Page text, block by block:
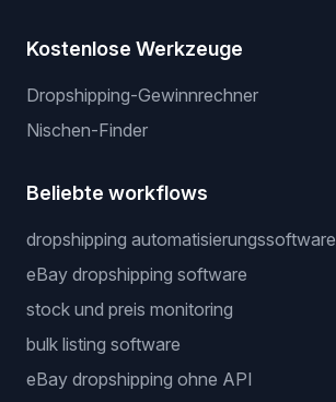
Kostenlose Werkzeuge
Dropshipping-Gewinnrechner
Nischen-Finder
Beliebte workflows
dropshipping automatisierungssoftware
eBay dropshipping software
stock und preis monitoring
bulk listing software
eBay dropshipping ohne API